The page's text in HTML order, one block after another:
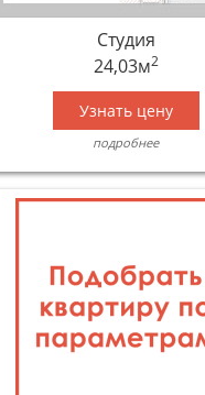
Студия
24,03м2
Узнать цену
подробнее